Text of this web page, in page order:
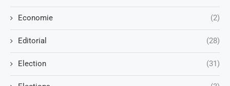
Economie (2)
Editorial (28)
Election (31)